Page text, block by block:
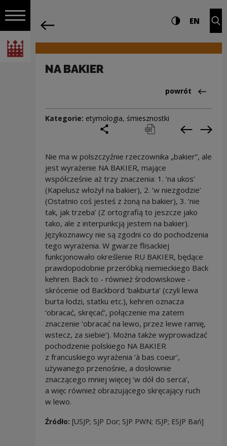
Włącz nawigację
Narodowe Centrum Kultury
Nawigacja Ustawienia i Wysoki
EN
NA BAKIER
Powrót
powrót
Kategorie: etymologia, śmiesznostki
podziel się
drukuj pobierz
Nie ma w polszczyźnie rzeczownika „bakier”, ale
jest wyrażenie NA BAKIER, mające
współcześnie aż trzy znaczenia: 1. ‘na ukos’
(Kapelusz włożył na bakier), 2. ‘w niezgodzie’
(Ostatnio coś jesteś z żoną na bakier), 3. ‘nie
tak, jak trzeba’ (Z ortografią to jeszcze jako
tako, ale z interpunkcją jestem na bakier).
Językoznawcy nie są zgodni co do pochodzenia
tego wyrażenia. W gwarze flisackiej
funkcjonowało określenie RU BAKIER, będące
prawdopodobnie przeróbką niemieckiego Back
kehren. Back to - również środowiskowe -
skrócenie od Backbord ‘bakburta’ (czyli lewa
burta łodzi, statku etc.), kehren oznacza
‘obracać, skręcać’, połączenie ma zatem
znaczenie ‘obracać na lewo, przez lewe ramię,
wstecz, za siebie’). Można także wyprowadzać
pochodzenie polskiego NA BAKIER
z francuskiego wyrażenia ‘à bas coeur’,
używanego przenośnie, a dosłownie
znaczącego mniej więcej ‘w dół do serca’,
a więc również obrazującego skręcający ruch
w lewo.
Źródło: [USJP; SJP Dor; SJP PWN; ISJP; ESJP Bań]